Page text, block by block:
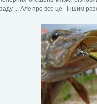
... Але про все це - іншим